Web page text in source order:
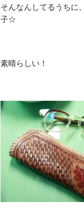
そんなんしてるうちに
子☆
素晴らしい！